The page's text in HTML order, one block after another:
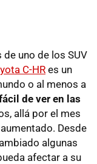
uno de los SUV
C-HRes un
o al menos a
de ver en las
allá por el mes
Desde
algunas
afectar a su